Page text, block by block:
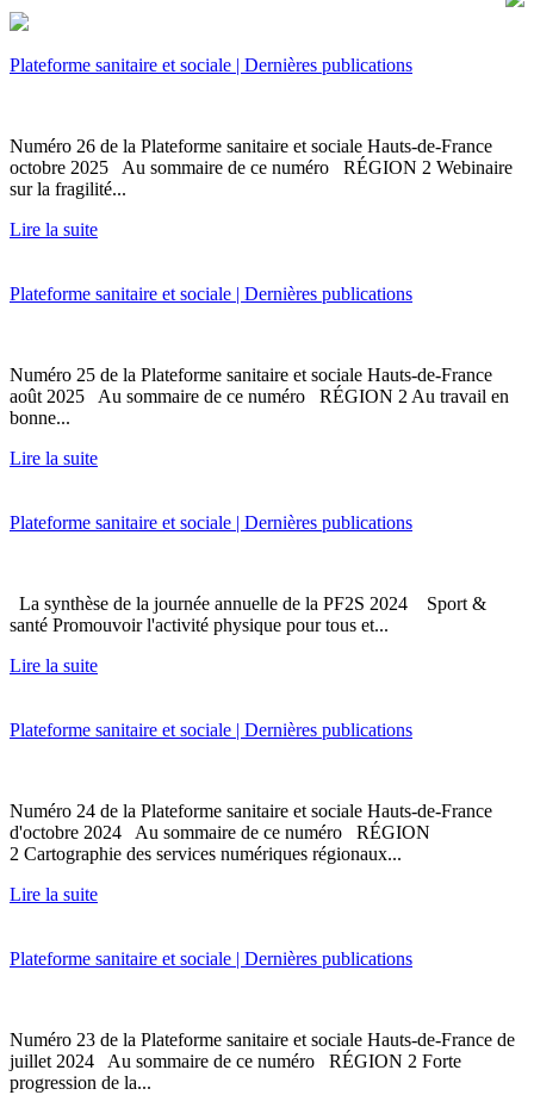
Plateforme sanitaire et sociale | Dernières publications
Numéro 26 de la Plateforme sanitaire et sociale Hauts-de-France
octobre 2025 Au sommaire de ce numéro RÉGION 2 Webinaire
sur la fragilité...
Lire la suite
Plateforme sanitaire et sociale | Dernières publications
Numéro 25 de la Plateforme sanitaire et sociale Hauts-de-France
août 2025 Au sommaire de ce numéro RÉGION 2 Au travail en
bonne...
Lire la suite
Plateforme sanitaire et sociale | Dernières publications
La synthèse de la journée annuelle de la PF2S 2024 Sport &
santé Promouvoir l'activité physique pour tous et...
Lire la suite
Plateforme sanitaire et sociale | Dernières publications
Numéro 24 de la Plateforme sanitaire et sociale Hauts-de-France
d'octobre 2024 Au sommaire de ce numéro RÉGION
2 Cartographie des services numériques régionaux...
Lire la suite
Plateforme sanitaire et sociale | Dernières publications
Numéro 23 de la Plateforme sanitaire et sociale Hauts-de-France de
juillet 2024 Au sommaire de ce numéro RÉGION 2 Forte
progression de la...